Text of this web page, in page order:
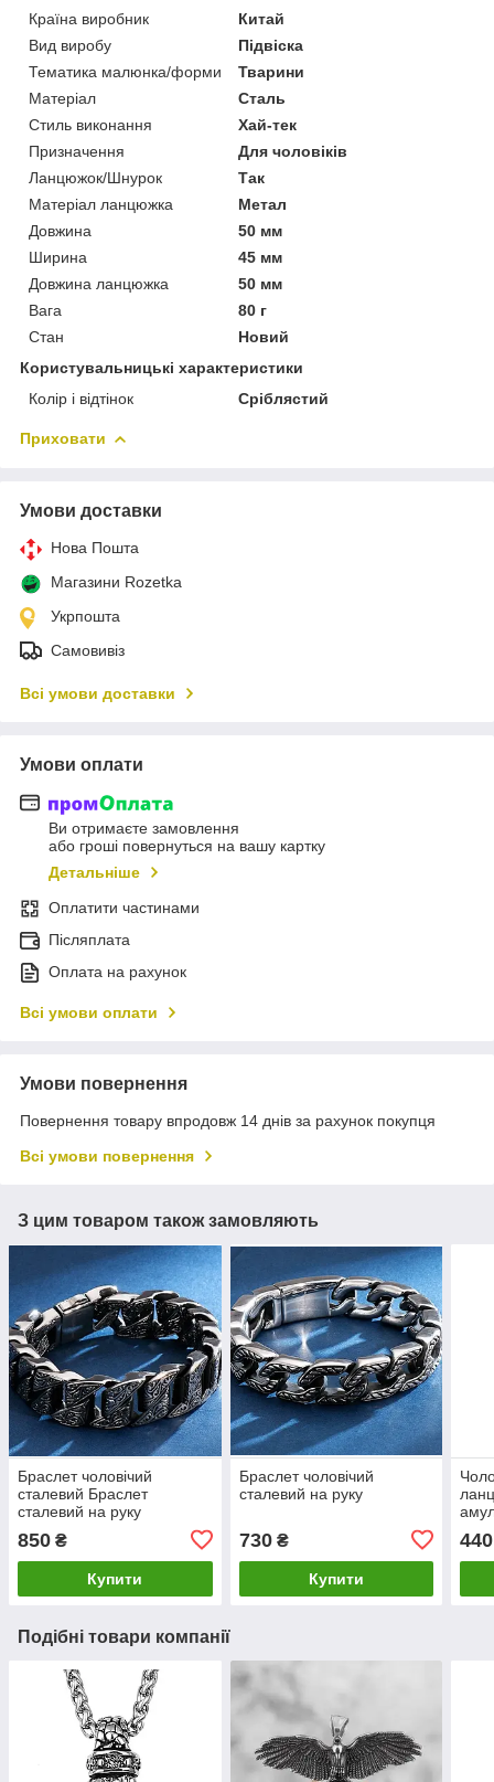
Країна виробник
Китай
Вид виробу
Підвіска
Тематика малюнка/форми
Тварини
Матеріал
Сталь
Стиль виконання
Хай-тек
Призначення
Для чоловіків
Ланцюжок/Шнурок
Так
Матеріал ланцюжка
Метал
Довжина
50 мм
Ширина
45 мм
Довжина ланцюжка
50 мм
Вага
80 г
Стан
Новий
Користувальницькі характеристики
Колір і відтінок
Сріблястий
Приховати
Умови доставки
Нова Пошта
Магазини Rozetka
Укрпошта
Самовивіз
Всі умови доставки
Умови оплати
Ви отримаєте замовлення
або гроші повернуться на вашу картку
Детальніше
Оплатити частинами
Післяплата
Оплата на рахунок
Всі умови оплати
Умови повернення
Повернення товару впродовж 14 днів за рахунок покупця
Всі умови повернення
З цим товаром також замовляють
Браслет чоловічий
сталевий Браслет
сталевий на руку
850 ₴
Купити
Браслет чоловічий
сталевий на руку
730₴
Купити
440
Подібні товари компанії